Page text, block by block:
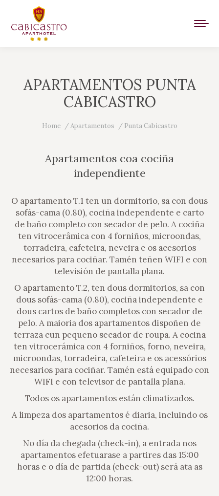
APARTAMENTOS PUNTA
CABICASTRO
You are here:
Home Apartamentos Punta Cabicastro
Apartamentos coa cociña
independiente
O apartamento T.1 ten un dormitorio, sa con dous
sofás-cama (0.80), cociña independente e carto
de baño completo con secador de pelo. A cociña
ten vitrocerâmica con 4 forniños, microondas,
torradeira, cafeteira, neveira e os acesorios
necesarios para cociñar. Tamén teñen WIFI e con
televisión de pantalla plana.
O apartamento T.2, ten dous dormitorios, sa con
dous sofás-cama (0.80), cociña independente e
dous cartos de baño completos con secador de
pelo. A maioria dos apartamentos dispoñen de
terraza cun pequeno secador de roupa. A cociña
ten vitrocerámica con 4 forniños, forno, neveira,
microondas, torradeira, cafeteira e os acessórios
necesarios para cociñar. Tamén está equipado con
WIFI e con televisor de pantalla plana.
Todos os apartamentos están climatizados.
A limpeza dos apartamentos é diaria, incluindo os
acesorios da cociña.
No día da chegada (check-in), a entrada nos
apartamentos efetuarase a partires das 15:00
horas e o día de partida (check-out) será ata as
12:00 horas.